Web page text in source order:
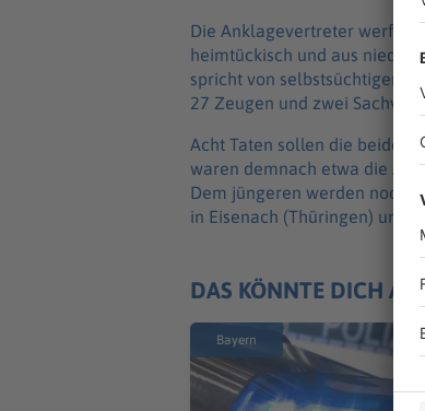
Die Anklagevertreter werfen
heimtückisch und aus
spricht von selbstsüchtigen
27 Zeugen und zwei
Acht Taten sollen die beiden
waren demnach etwa die A1
Dem jüngeren werden noch
in Eisenach (Thüringen) und
DAS KÖNNTE DICH
Bayern